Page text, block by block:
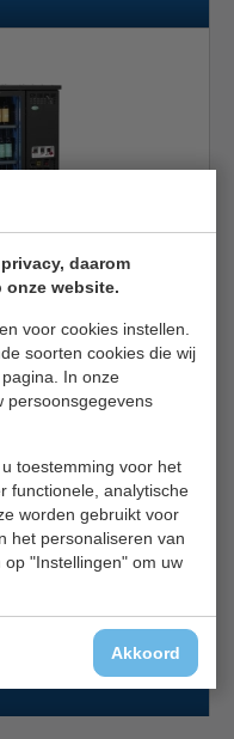
daarom
onze website.
voor cookies instellen.
soorten cookies die wij
In onze
persoonsgegevens
toestemming voor het
functionele, analytische
worden gebruikt voor
het personaliseren van
"Instellingen" om uw
Akkoord
| B172 x D56
€ 3565,00